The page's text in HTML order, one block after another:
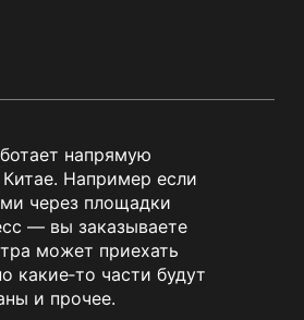
напрямую
Например если
через площадки
— вы заказываете
может приехать
какие‑то части будут
и прочее.